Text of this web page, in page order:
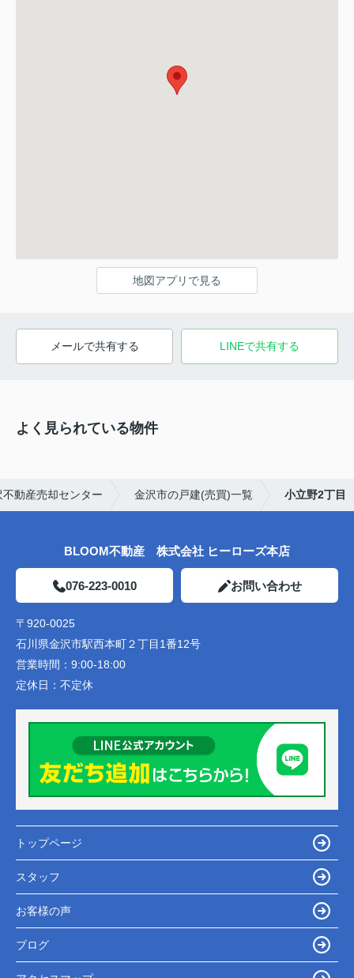
地図アプリで見る
メールで共有する LINEで共有する
よく見られている物件
動産売却センター 金沢市の戸建(売買)一覧 小立野2丁目
BLOOM不動産 株式会社 ヒーローズ本店
076-223-0010 お問い合わせ
〒920-0025
石川県金沢市駅西本町２丁目1番12号
営業時間： 9:00-18:00
定休日： 不定休
トップページ
スタッフ
お客様の声
ブログ